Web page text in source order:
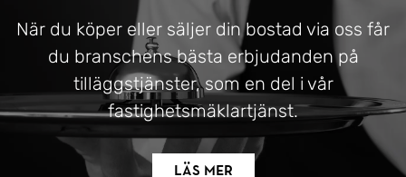
När du köper eller säljer din bostad via oss får
du branschens bästa erbjudanden på
tilläggstjänster, som en del i vår
fastighetsmäklartjänst.
Läs mer